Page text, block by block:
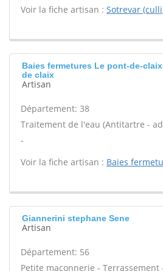
Voir la fiche artisan : Sotrevar
Baies fermetures Le pont-de-
de claix
Artisan
Département: 38
Traitement de l'eau (Antitartre -
-
Voir la fiche artisan : Baies
Giannerini stephane Sene
Artisan
Département: 56
Petite maçonnerie - Terrassement